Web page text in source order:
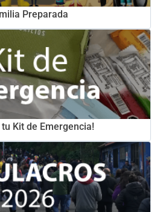
Preparada
tu Kit de Emergencia!